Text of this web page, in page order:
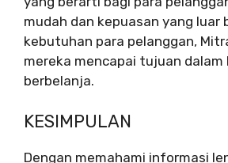
mudah dan kepuasan yang luar
kebutuhan para pelanggan,
mereka mencapai tujuan dalam
berbelanja.
KESIMPULAN
Dengan memahami informasi